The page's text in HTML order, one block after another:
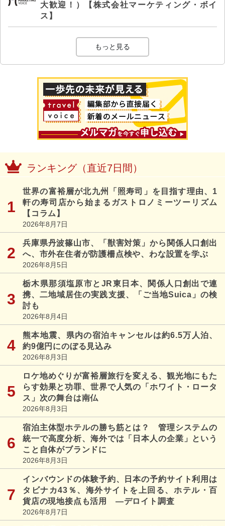
大歓迎！）【株式会社マーケティング・ボイ
ス】
もっと見る
ランキング（直近7日間）
世界の富裕層が北九州「照寿司」を目指す理由、1
軒の寿司店から始まるガストロノミーツーリズム
【コラム】
2026年8月7日
兵庫県丹波篠山市、「獣害対策」から関係人口創出
へ、市外在住者が防護柵点検や、わな設置を学ぶ
2026年8月5日
栃木県那須塩原市とJR東日本、関係人口創出で連
携、二地域居住の実践支援、「ご当地Suica」の検
討も
2026年8月4日
熊本地震、県内の宿泊キャンセルは約6.5万人泊、
約9億円にのぼる見込み
2026年8月3日
ロケ地めぐりが富裕層旅行を変える、観光地にもた
らす効果と功罪、世界で人気の「ホワイト・ロータ
ス」次の舞台は南仏
2026年8月3日
宿泊主体型ホテルの勝ち筋とは？ 管理システムの
統一で高度分析、海外では「日本人の企業」という
こと自体がブランドに
2026年8月3日
インバウンドの体験予約、日本の予約サイト利用は
タビナカ43％、海外サイトを上回る、ホテル・百
貨店の現地接点も活用 ―デロイト調査
2026年8月7日